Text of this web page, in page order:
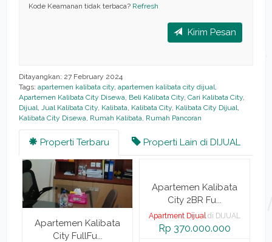
Kode Keamanan tidak terbaca? Refresh
Kirim Pesan
Ditayangkan: 27 February 2024
Tags: apartemen kalibata city, apartemen kalibata city dijual,
Apartemen Kalibata City Disewa, Beli Kalibata City, Cari Kalibata City,
Dijual, Jual Kalibata City, Kalibata, Kalibata City, Kalibata City Dijual,
Kalibata City Disewa, Rumah Kalibata, Rumah Pancoran
Properti Terbaru Properti Lain di DIJUAL
Apartemen Kalibata
City FullFu...
Apartemen Kalibata
City 2BR Fu...
Apartment Dijual di DIJUAL
Rp 370.000.000